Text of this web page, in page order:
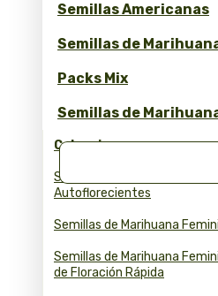
Semillas Americanas
Semillas de
Packs Mix
Semillas de
Colecciones
Semillas de Marihuana
Autoflorecientes
Semillas de Marihuana
Semillas de Marihuana
de Floración Rápida